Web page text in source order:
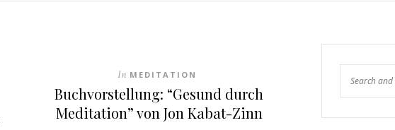
In MEDITATION
Buchvorstellung: “Gesund durch
Meditation” von Jon Kabat-Zinn